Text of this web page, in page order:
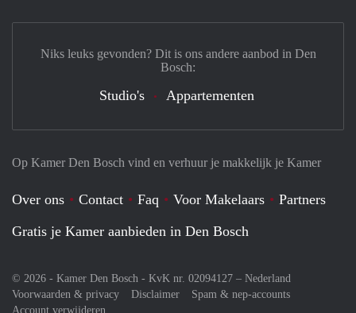
Op Kamer Den Bosch vind en verhuur je makkelijk je Kamer
Over ons Contact Faq Voor Makelaars
Partners
Gratis je Kamer aanbieden in Den Bosch
© 2026 - Kamer Den Bosch - KvK nr. 02094127 – Nederland
Voorwaarden & privacy
Disclaimer
Spam & nep-accounts
Account verwijderen
Niks leuks gevonden? Dit is ons andere aanbod in Den
Bosch:
Studio's Appartementen